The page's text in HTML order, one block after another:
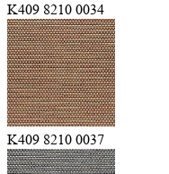
K409 8210 0034
K409 8210 0037